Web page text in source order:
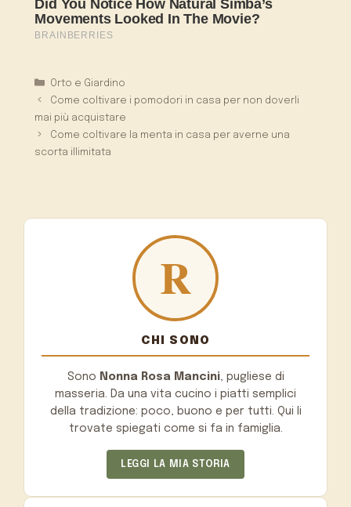
Categorie
Orto e Giardino
Come coltivare i pomodori in casa per non doverli
mai più acquistare
Come coltivare la menta in casa per averne una
scorta illimitata
CHI SONO
Sono Nonna Rosa Mancini, pugliese di
masseria. Da una vita cucino i piatti semplici
della tradizione: poco, buono e per tutti. Qui li
trovate spiegati come si fa in famiglia.
LEGGI LA MIA STORIA